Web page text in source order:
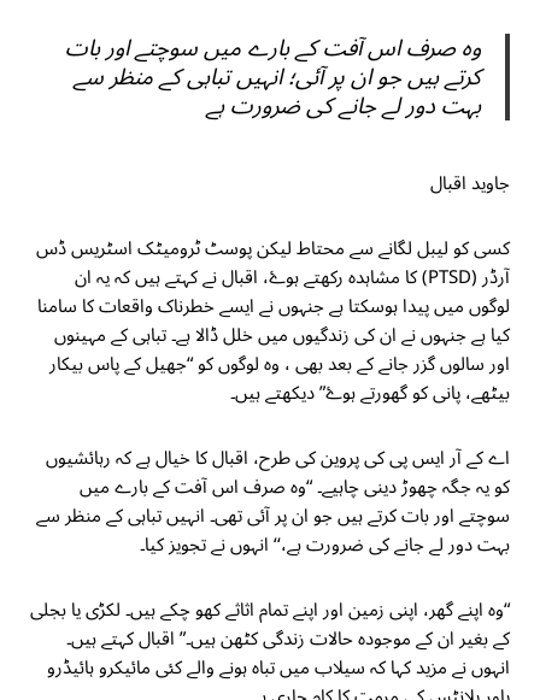
وہ صرف اس آفت کے بارے میں سوچتے اور بات
کرتے ہیں جو ان پر آئی؛ انہیں تباہی کے منظر سے
بہت دور لے جانے کی ضرورت ہے
جاوید اقبال
کسی کو لیبل لگانے سے محتاط لیکن پوسٹ ٹرومیٹک اسٹریس ڈس
آرڈر (PTSD) کا مشاہدہ رکھتے ہوۓ، اقبال نے کہتے ہیں کہ یہ ان
لوگوں میں پیدا ہوسکتا ہے جنہوں نے ایسے خطرناک واقعات کا سامنا
کیا ہے جنہوں نے ان کی زندگیوں میں خلل ڈالا ہے۔ تباہی کے مہینوں
اور سالوں گزر جانے کے بعد بھی ، وہ لوگوں کو “جھیل کے پاس بیکار
بیٹھے، پانی کو گھورتے ہوۓ” دیکھتے ہیں۔
اے کے آر ایس پی کی پروین کی طرح، اقبال کا خیال ہے کہ رہائشیوں
کو یہ جگہ چھوڑ دینی چاہیے۔ “وہ صرف اس آفت کے بارے میں
سوچتے اور بات کرتے ہیں جو ان پر آئی تھی۔ انہیں تباہی کے منظر سے
بہت دور لے جانے کی ضرورت ہے،‘‘ انہوں نے تجویز کیا۔
“وہ اپنے گھر، اپنی زمین اور اپنے تمام اثاثے کھو چکے ہیں۔ لکڑی یا بجلی
کے بغیر ان کے موجودہ حالات زندگی کٹھن ہیں۔” اقبال کہتے ہیں۔
انہوں نے مزید کہا کہ سیلاب میں تباہ ہونے والے کئی مائیکرو ہائیڈرو